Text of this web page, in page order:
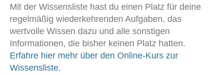
Mit der Wissensliste hast du einen Platz für deine
regelmäßig wiederkehrenden Aufgaben, das
wertvolle Wissen dazu und alle sonstigen
Informationen, die bisher keinen Platz hatten.
Erfahre hier mehr über den Online-Kurs zur
Wissensliste.